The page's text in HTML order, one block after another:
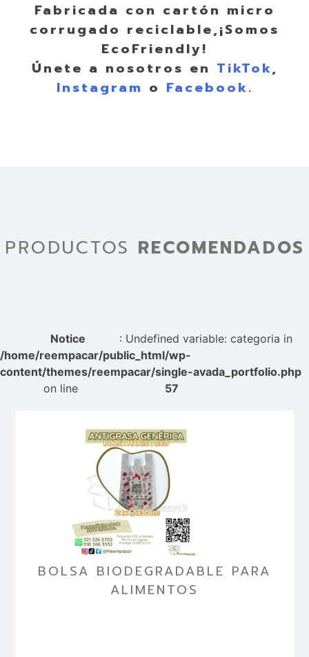
Fabricada con cartón micro
corrugado reciclable,¡Somos
EcoFriendly!
Únete a nosotros en TikTok,
Instagram o Facebook.
PRODUCTOS RECOMENDADOS
Notice
: Undefined variable: categoria in
/home/reempacar/public_html/wp-
content/themes/reempacar/single-avada_portfolio.php
on line
57
BOLSA BIODEGRADABLE PARA
ALIMENTOS